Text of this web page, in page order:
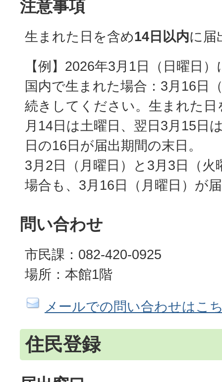
注意事項
生まれた日を含め14日以内に届
【例】2026年3月1日（日曜日
国内で生まれた場合：3月16日
続きしてください。生まれた日
月14日は土曜日、翌日3月15日
日の16日が届出期間の末日。
3月2日（月曜日）と3月3日（
場合も、3月16日（月曜日）が
問い合わせ
市民課：082-420-0925
場所：本館1階
メールでの問い合わせはこ
住民登録